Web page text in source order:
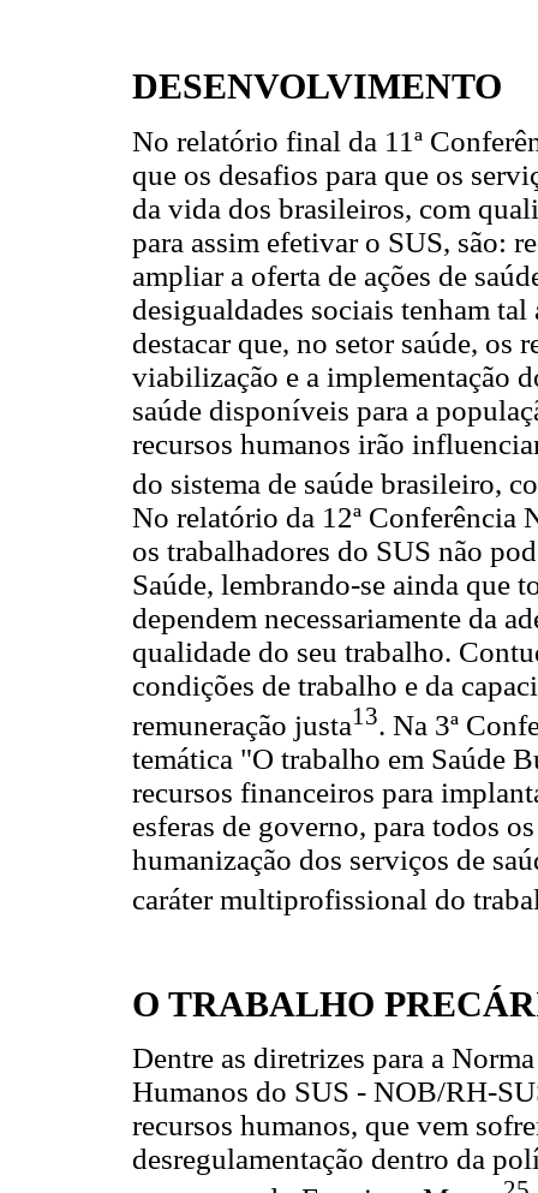
DESENVOLVIMENTO
No relatório final da 11ª
que os desafios para que os
da vida dos brasileiros, com
para assim efetivar o SUS, são:
ampliar a oferta de ações de
desigualdades sociais tenham
destacar que, no setor saúde, os
viabilização e a implementação
saúde disponíveis para a
recursos humanos irão
do sistema de saúde brasileiro,
No relatório da 12ª Conferência
os trabalhadores do SUS não
Saúde, lembrando-se ainda que
dependem necessariamente da
qualidade do seu trabalho.
condições de trabalho e da
remuneração justa13. Na 3ª
temática "O trabalho em Saúde
recursos financeiros para
esferas de governo, para todos
humanização dos serviços de
caráter multiprofissional do
O TRABALHO
Dentre as diretrizes para a
Humanos do SUS - NOB/RH-
recursos humanos, que vem
desregulamentação dentro da